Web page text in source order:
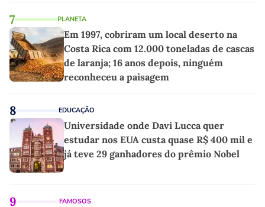
7 PLANETA
Em 1997, cobriram um local deserto na
Costa Rica com 12.000 toneladas de cascas
de laranja; 16 anos depois, ninguém
reconheceu a paisagem
8 EDUCAÇÃO
Universidade onde Davi Lucca quer
estudar nos EUA custa quase R$ 400 mil e
já teve 29 ganhadores do prêmio Nobel
9 FAMOSOS